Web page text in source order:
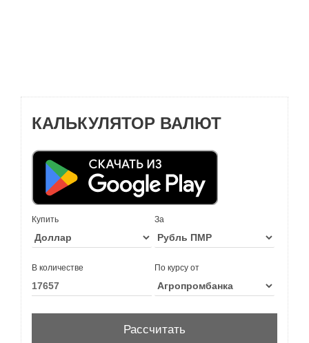
КАЛЬКУЛЯТОР ВАЛЮТ
Купить За
В количестве По курсу от